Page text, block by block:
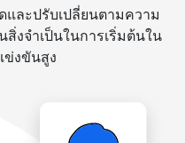
ละปรับเปลี่ยนตามความ
งจำเป็นในการเริ่มต้นใน
ข่งขันสูง